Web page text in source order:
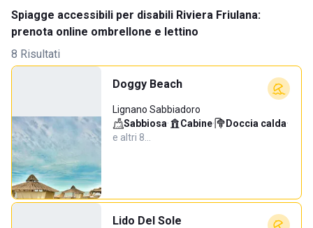
Spiagge accessibili per disabili Riviera Friulana:
prenota online ombrellone e lettino
8 Risultati
Doggy Beach
Lignano Sabbiadoro
Sabbiosa· Cabine· Doccia calda·
e altri 8…
Lido Del Sole